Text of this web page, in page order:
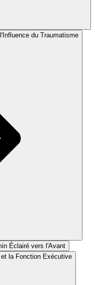
du Traumatisme
Éclairé vers l'Avant
la Fonction Exécutive